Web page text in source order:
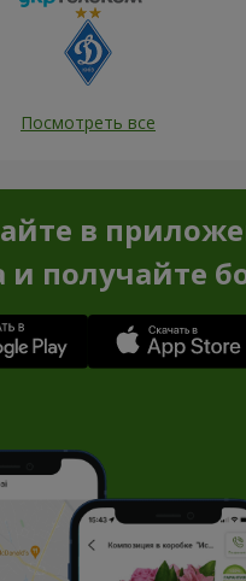
Посмотреть все
в
и получайте